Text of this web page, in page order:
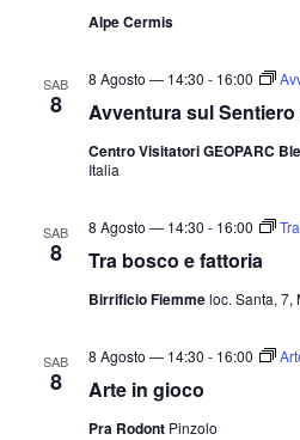
Alpe Cermis
SAB
8 Avventura sul Sentiero
8 Agosto — 14:30 - 16:00
Centro Visitatori GEOPARC
Italia
SAB
8 Tra bosco e fattoria
8 Agosto — 14:30 - 16:00
Birrificio Fiemmeloc. Santa, 7,
SAB
8 Arte in gioco
8 Agosto — 14:30 - 16:00
Pra Rodont Pinzolo